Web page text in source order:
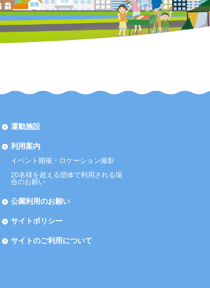
運動施設
利用案内
イベント開催・ロケーション撮影
20名様を超える団体で利用される場
合のお願い
公園利用のお願い
サイトポリシー
サイトのご利用について